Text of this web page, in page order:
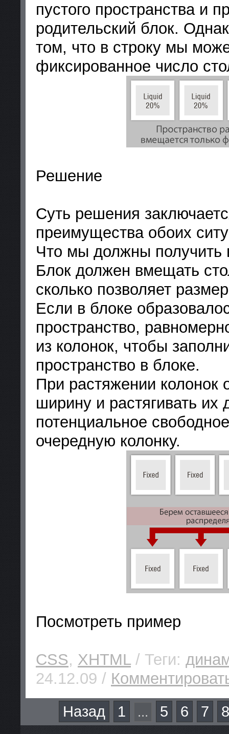
пустого пространства и
родительский блок.
том, что в строку мы
фиксированное число
Решение
Суть решения
преимущества обоих
Что мы должны получить
Блок должен вмещать
сколько позволяет
Если в блоке
пространство,
из колонок, чтобы
пространство в блоке.
При растяжении колонок
ширину и растягивать их
потенциальное
очередную колонку.
Посмотреть пример
CSS, XHTML / Теги:
24.12.09 /
Назад 1 ... 5 6 7 8